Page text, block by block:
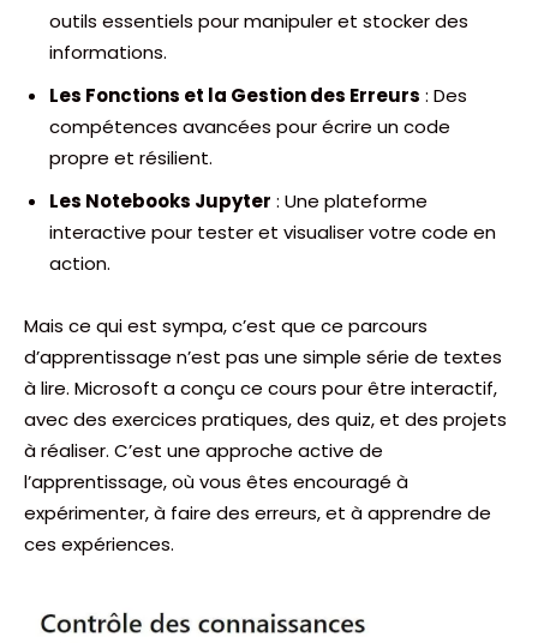
outils essentiels pour manipuler et stocker des
informations.
Les Fonctions et la Gestion des Erreurs : Des
compétences avancées pour écrire un code
propre et résilient.
Les Notebooks Jupyter : Une plateforme
interactive pour tester et visualiser votre code en
action.
Mais ce qui est sympa, c’est que ce parcours
d’apprentissage n’est pas une simple série de textes
à lire. Microsoft a conçu ce cours pour être interactif,
avec des exercices pratiques, des quiz, et des projets
à réaliser. C’est une approche active de
l’apprentissage, où vous êtes encouragé à
expérimenter, à faire des erreurs, et à apprendre de
ces expériences.